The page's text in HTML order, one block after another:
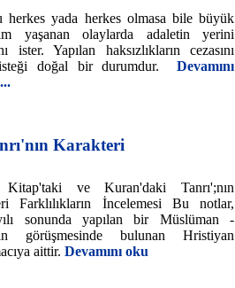
herkes yada herkes olmasa bile büyük
yaşanan olaylarda adaletin yerini
ister. Yapılan haksızlıkların cezasını
doğal bir durumdur.
Devamını
Karakteri
ve Kuran'daki Tanrı';nın
Farklılıkların İncelemesi Bu notlar,
sonunda yapılan bir Müslüman -
görüşmesinde bulunan Hristiyan
aittir. Devamını oku